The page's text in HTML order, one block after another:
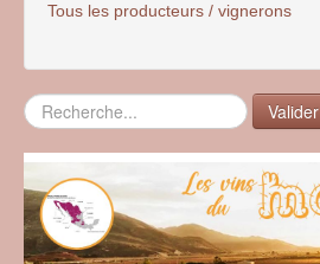
Tous les producteurs / vignerons
Rechercher Valider